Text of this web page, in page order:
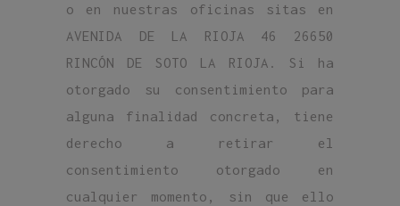
o en nuestras oficinas sitas en
AVENIDA DE LA RIOJA 46 26650
RINCÓN DE SOTO LA RIOJA. Si ha
otorgado su consentimiento para
alguna finalidad concreta, tiene
derecho a retirar el
consentimiento otorgado en
cualquier momento, sin que ello